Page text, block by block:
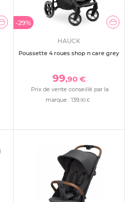
-29%
HAUCK
Poussette 4 roues shop n care grey
99,90 €
Prix de vente conseillé par la
marque :139,90 €